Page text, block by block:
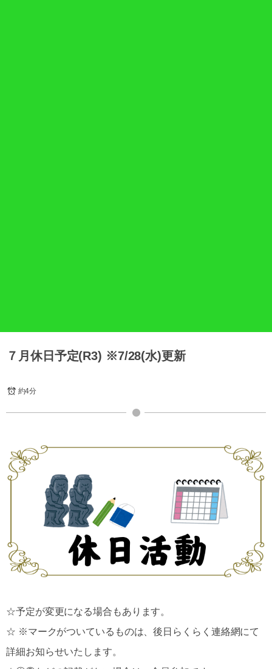
７月休日予定(R3) ※7/28(水)更新
約4分
☆予定が変更になる場合もあります。
☆ ※マークがついているものは、後日らくらく連絡網にて
詳細お知らせいたします。